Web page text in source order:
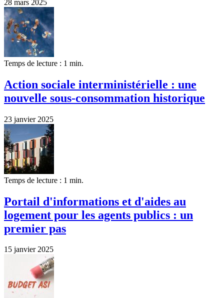
28 mars 2025
Temps de lecture : 1 min.
Action sociale interministérielle : une
nouvelle sous-consommation historique
23 janvier 2025
Temps de lecture : 1 min.
Portail d'informations et d'aides au
logement pour les agents publics : un
premier pas
15 janvier 2025